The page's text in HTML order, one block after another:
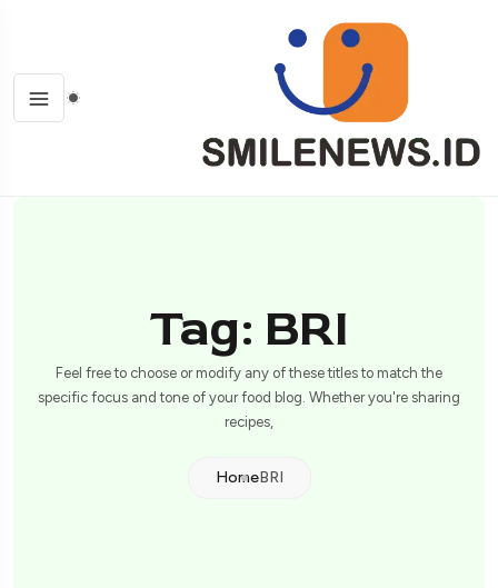
Tag: BRI
Feel free to choose or modify any of these titles to match the
specific focus and tone of your food blog. Whether you're sharing
recipes,
HomeBRI